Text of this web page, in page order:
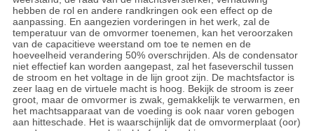
hebben de rol en andere randkringen ook een effect op de
aanpassing. En aangezien vorderingen in het werk, zal de
temperatuur van de omvormer toenemen, kan het veroorzaken
van de capacitieve weerstand om toe te nemen en de
hoeveelheid verandering 50% overschrijden. Als de condensator
niet effectief kan worden aangepast, zal het faseverschil tussen
de stroom en het voltage in de lijn groot zijn. De machtsfactor is
zeer laag en de virtuele macht is hoog. Bekijk de stroom is zeer
groot, maar de omvormer is zwak, gemakkelijk te verwarmen, en
het machtsapparaat van de voeding is ook naar voren gebogen
aan hitteschade. Het is waarschijnlijk dat de omvormerplaat (oor)